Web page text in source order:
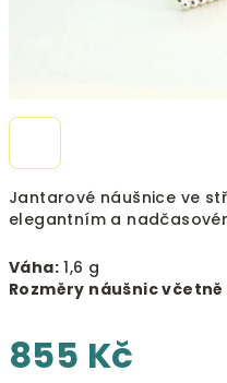
Jantarové náušnice ve
elegantním a
Váha: 1,6 g
Rozměry náušnic
855 Kč